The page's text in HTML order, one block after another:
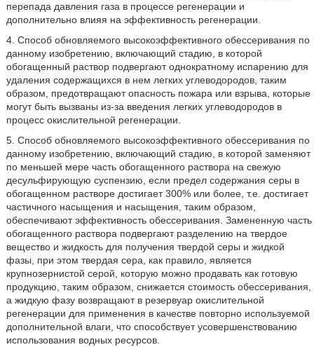
перепада давления газа в процессе регенерации и
дополнительно влияя на эффективность регенерации.
4. Способ обновляемого высокоэффективного обессеривания по
данному изобретению, включающий стадию, в которой
обогащенный раствор подвергают однократному испарению для
удаления содержащихся в нем легких углеводородов, таким
образом, предотвращают опасность пожара или взрыва, которые
могут быть вызваны из-за введения легких углеводородов в
процесс окислительной регенерации.
5. Способ обновляемого высокоэффективного обессеривания по
данному изобретению, включающий стадию, в которой заменяют
по меньшей мере часть обогащенного раствора на свежую
десульфирующую суспензию, если предел содержания серы в
обогащенном растворе достигает 300% или более, т.е. достигает
частичного насыщения и насыщения, таким образом,
обеспечивают эффективность обессеривания. Замененную часть
обогащенного раствора подвергают разделению на твердое
вещество и жидкость для получения твердой серы и жидкой
фазы, при этом твердая сера, как правило, является
крупнозернистой серой, которую можно продавать как готовую
продукцию, таким образом, снижается стоимость обессеривания,
а жидкую фазу возвращают в резервуар окислительной
регенерации для применения в качестве повторно используемой
дополнительной влаги, что способствует усовершенствованию
использования водных ресурсов.